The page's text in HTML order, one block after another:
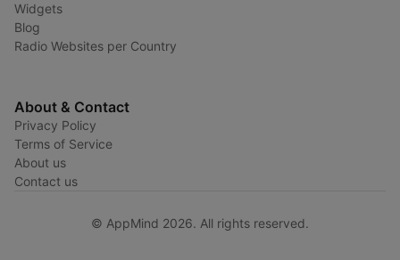
Widgets
Blog
Radio Websites per Country
About & Contact
Privacy Policy
Terms of Service
About us
Contact us
© AppMind 2026. All rights reserved.